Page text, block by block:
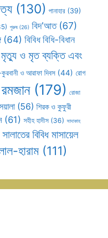
(130) পানাহার (39)
পুরুষ (26) বিদ’আত(67)
(64) বিবিধ বিধি-বিধান
মৃত্যু ও মৃত ব্যক্তি এবং
ও আরাফা দিবস (44) রোগ
(179) রোজা
(56) শিরক ও কুফুরী
(61) সহীহ হাদীস (36) সাদাকাহ
সালাতের বিবিধ মাসায়েল
হারাম (111)